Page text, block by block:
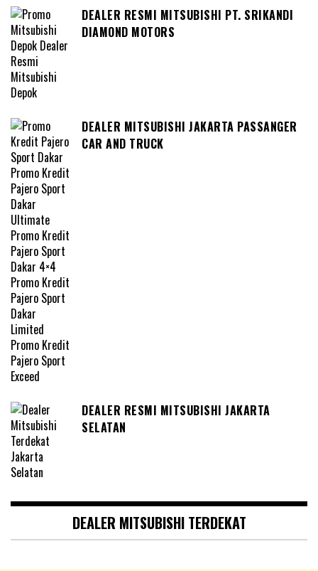
DEALER RESMI MITSUBISHI PT. SRIKANDI
DIAMOND MOTORS
DEALER MITSUBISHI JAKARTA PASSANGER
CAR AND TRUCK
DEALER RESMI MITSUBISHI JAKARTA
SELATAN
DEALER MITSUBISHI TERDEKAT